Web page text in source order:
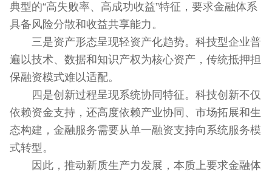
典型的“高失败率、高成功收益”特征，要求金融体系
具备风险分散和收益共享能力。
三是资产形态呈现轻资产化趋势。科技型企业普
遍以技术、数据和知识产权为核心资产，传统抵押担
保融资模式难以适配。
四是创新过程呈现系统协同特征。科技创新不仅
依赖资金支持，还高度依赖产业协同、市场拓展和生
态构建，金融服务需要从单一融资支持向系统服务模
式转型。
因此，推动新质生产力发展，本质上要求金融体